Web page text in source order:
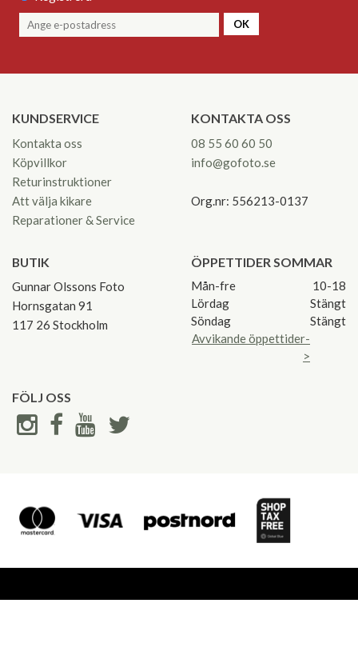
OK
KUNDSERVICE
Kontakta oss
Köpvillkor
Returinstruktioner
Att välja kikare
Reparationer & Service
KONTAKTA OSS
08 55 60 60 50
info@gofoto.se
Org.nr: 556213-0137
BUTIK
Gunnar Olssons Foto
Hornsgatan 91
117 26 Stockholm
ÖPPETTIDER SOMMAR
Mån-fre
10-18
Lördag
Stängt
Söndag
Stängt
Avvikande öppettider-
>
FÖLJ OSS